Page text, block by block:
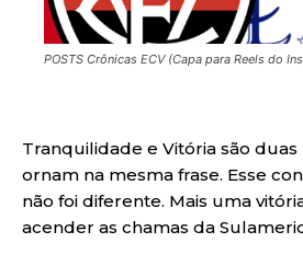
POSTS Crônicas ECV (Capa para Reels do
Tranquilidade e Vitória são
ornam na mesma frase. Esse
não foi diferente. Mais uma
acender as chamas da